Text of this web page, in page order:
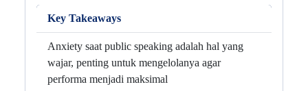
Key Takeaways
Anxiety saat public speaking adalah hal yang
wajar, penting untuk mengelolanya agar
performa menjadi maksimal